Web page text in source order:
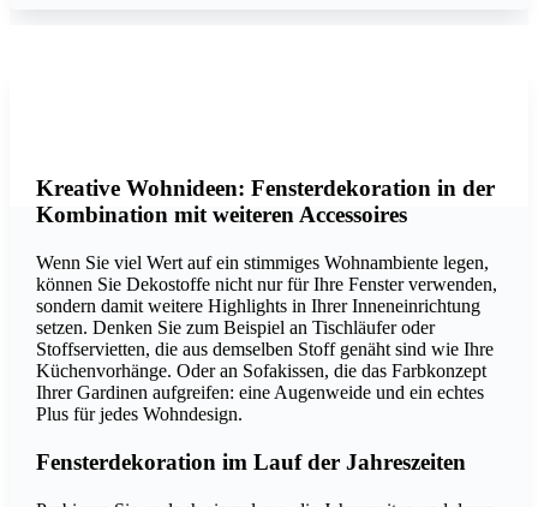
Kreative Wohnideen: Fensterdekoration in der
Kombination mit weiteren Accessoires
Wenn Sie viel Wert auf ein stimmiges Wohnambiente legen,
können Sie Dekostoffe nicht nur für Ihre Fenster verwenden,
sondern damit weitere Highlights in Ihrer Inneneinrichtung
setzen. Denken Sie zum Beispiel an Tischläufer oder
Stoffservietten, die aus demselben Stoff genäht sind wie Ihre
Küchenvorhänge. Oder an Sofakissen, die das Farbkonzept
Ihrer Gardinen aufgreifen: eine Augenweide und ein echtes
Plus für jedes Wohndesign.
Fensterdekoration im Lauf der Jahreszeiten